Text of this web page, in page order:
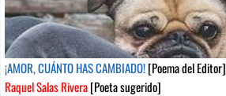
¡AMOR, CUÁNTO HAS CAMBIADO![Poema del Editor]
Raquel Salas Rivera[Poeta sugerido]